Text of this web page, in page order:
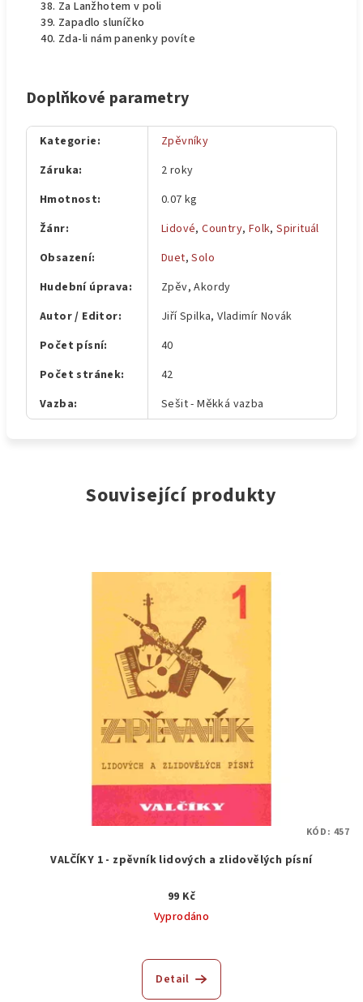
Za Lanžhotem v poli
Zapadlo sluníčko
Zda-li nám panenky povíte
Doplňkové parametry
Kategorie:
Zpěvníky
Záruka:
2 roky
Hmotnost:
0.07 kg
Žánr: Lidové,Country, Folk,Spirituál
Obsazení: Duet,Solo
Hudební úprava:
Zpěv, Akordy
Autor / Editor:
Jiří Spilka, Vladimír Novák
Počet písní:
40
Počet stránek:
42
Vazba: Sešit - Měkká vazba
Související produkty
VALČÍKY 1 - zpěvník lidových a zlidovělých písní
99 Kč
Vyprodáno
Detail
KÓD: 457